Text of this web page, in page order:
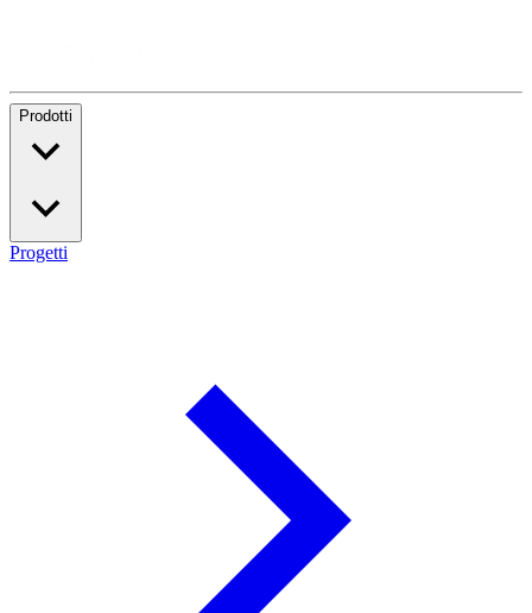
Prodotti
Progetti